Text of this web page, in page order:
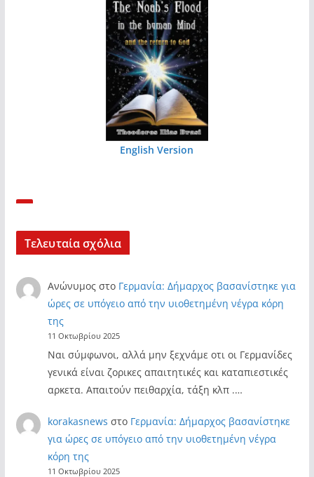
English Version
Τελευταία σχόλια
Ανώνυμος στο Γερμανία: Δήμαρχος βασανίστηκε για
ώρες σε υπόγειο από την υιοθετημένη νέγρα κόρη
της
11 Οκτωβρίου 2025
Ναι σύμφωνοι, αλλά μην ξεχνάμε οτι οι Γερμανίδες
γενικά είναι ζορικες απαιτητικές και καταπιεστικές
αρκετα. Απαιτούν πειθαρχία, τάξη κλπ .…
korakasnews στο Γερμανία: Δήμαρχος βασανίστηκε
για ώρες σε υπόγειο από την υιοθετημένη νέγρα
κόρη της
11 Οκτωβρίου 2025